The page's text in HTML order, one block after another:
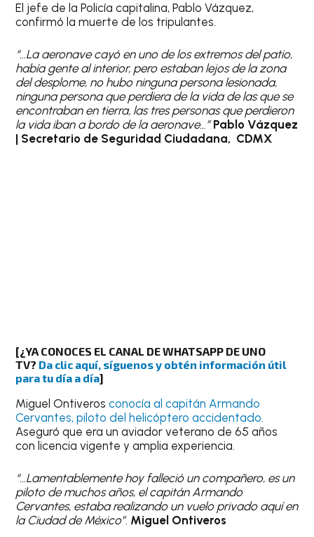
El jefe de la Policía capitalina, Pablo Vázquez,
confirmó la muerte de los tripulantes.
“…La aeronave cayó en uno de los extremos del patio,
había gente al interior, pero estaban lejos de la zona
del desplome, no hubo ninguna persona lesionada,
ninguna persona que perdiera de la vida de las que se
encontraban en tierra, las tres personas que perdieron
la vida iban a bordo de la aeronave…” Pablo Vázquez
| Secretario de Seguridad Ciudadana, CDMX
[¿YA CONOCES EL CANAL DE WHATSAPP DE UNO
TV? Da clic aquí, síguenos y obtén información útil
para tu día a día]
Miguel Ontiverosconocía al capitán Armando
Cervantes, piloto del helicóptero accidentado.
Aseguró que era un aviador veterano de 65 años
con licencia vigente y amplia experiencia.
“…Lamentablemente hoy falleció un compañero, es un
piloto de muchos años, el capitán Armando
Cervantes, estaba realizando un vuelo privado aquí en
la Ciudad de México”. Miguel Ontiveros